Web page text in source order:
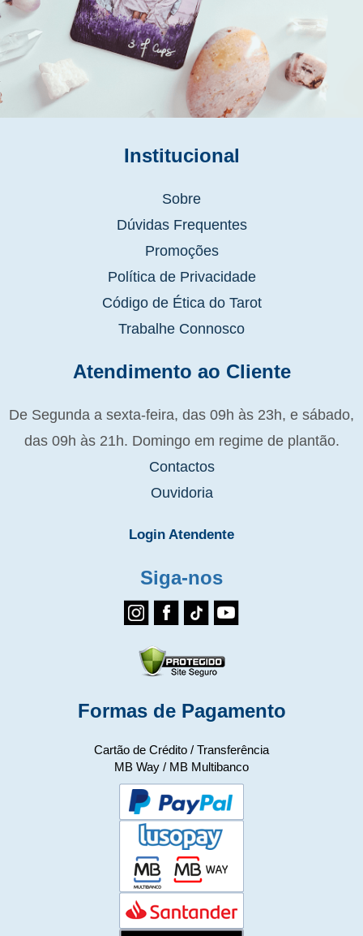
Institucional
Sobre
Dúvidas Frequentes
Promoções
Política de Privacidade
Código de Ética do Tarot
Trabalhe Connosco
Atendimento ao Cliente
De Segunda a sexta-feira, das 09h às 23h, e sábado,
das 09h às 21h. Domingo em regime de plantão.
Contactos
Ouvidoria
Login Atendente
Siga-nos
Formas de Pagamento
Cartão de Crédito / Transferência
MB Way / MB Multibanco